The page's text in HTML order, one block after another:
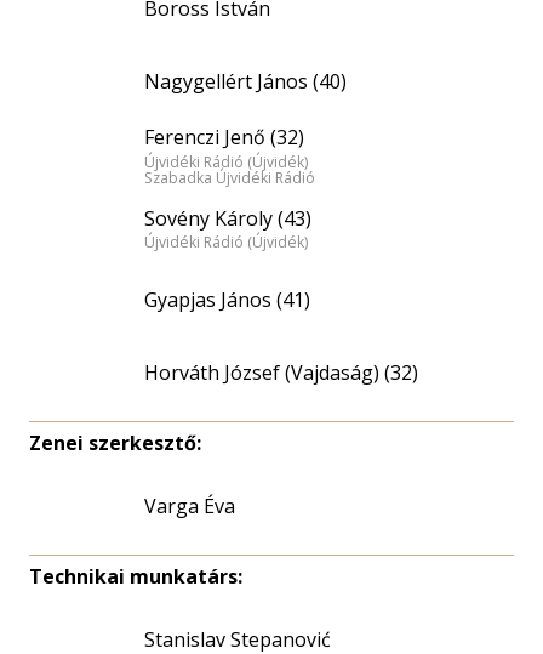
Boross István
Nagygellért János (40)
Ferenczi Jenő (32)
Újvidéki Rádió (Újvidék)
Szabadka Újvidéki Rádió
Sovény Károly (43)
Újvidéki Rádió (Újvidék)
Gyapjas János (41)
Horváth József (Vajdaság) (32)
Zenei szerkesztő:
Varga Éva
Technikai munkatárs:
Stanislav Stepanović